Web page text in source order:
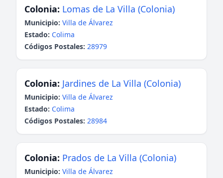
Colonia: Lomas de La Villa (Colonia)
Municipio: Villa de Álvarez
Estado: Colima
Códigos Postales: 28979
Colonia: Jardines de La Villa (Colonia)
Municipio: Villa de Álvarez
Estado: Colima
Códigos Postales: 28984
Colonia: Prados de La Villa (Colonia)
Municipio: Villa de Álvarez